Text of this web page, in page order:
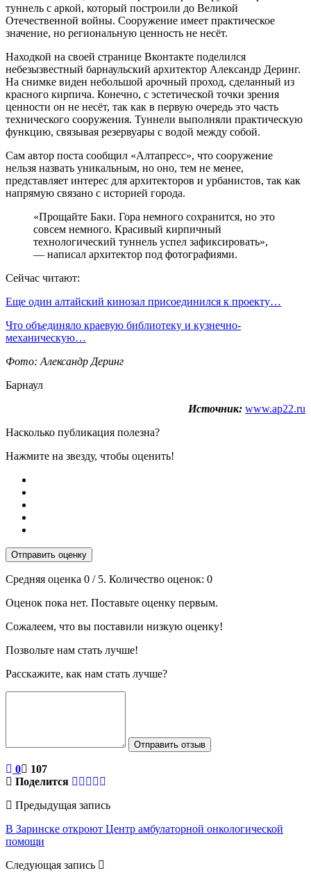
туннель с аркой, который построили до Великой
Отечественной войны. Сооружение имеет практическое
значение, но региональную ценность не несёт.
Находкой на своей странице Вконтакте поделился
небезызвестный барнаульский архитектор Александр Деринг.
На снимке виден небольшой арочный проход, сделанный из
красного кирпича. Конечно, с эстетической точки зрения
ценности он не несёт, так как в первую очередь это часть
технического сооружения. Туннели выполняли практическую
функцию, связывая резервуары с водой между собой.
Сам автор поста сообщил «Алтапресс», что сооружение
нельзя назвать уникальным, но оно, тем не менее,
представляет интерес для архитекторов и урбанистов, так как
напрямую связано с историей города.
«Прощайте Баки. Гора немного сохранится, но это
совсем немного. Красивый кирпичный
технологический туннель успел зафиксировать»,
— написал архитектор под фотографиями.
Сейчас читают:
Еще один алтайский кинозал присоединился к проекту…
Что объединяло краевую библиотеку и кузнечно-
механическую…
Фото: Александр Деринг
Барнаул
Источник: www.ap22.ru
Насколько публикация полезна?
Нажмите на звезду, чтобы оценить!
Отправить оценку
Средняя оценка 0 / 5. Количество оценок: 0
Оценок пока нет. Поставьте оценку первым.
Сожалеем, что вы поставили низкую оценку!
Позвольте нам стать лучше!
Расскажите, как нам стать лучше?
Отправить отзыв
0
107
Поделится
Предыдущая запись
В Заринске откроют Центр амбулаторной онкологической
помощи
Следующая запись